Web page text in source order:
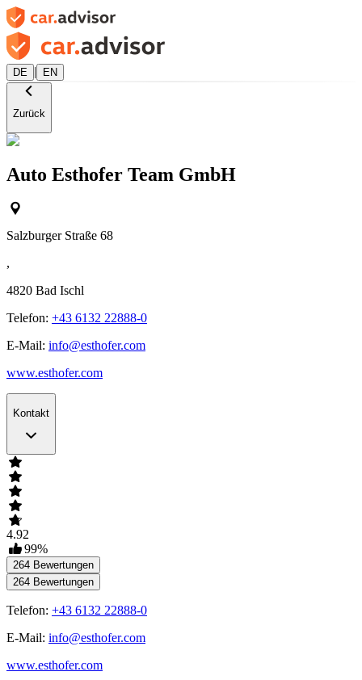
DE | EN
Zurück
Auto Esthofer Team GmbH
Salzburger Straße 68
,
4820 Bad Ischl
Telefon: +43 6132 22888-0
E-Mail: info@esthofer.com
www.esthofer.com
Kontakt
4.92
99%
264 Bewertungen
264 Bewertungen
Telefon: +43 6132 22888-0
E-Mail: info@esthofer.com
www.esthofer.com